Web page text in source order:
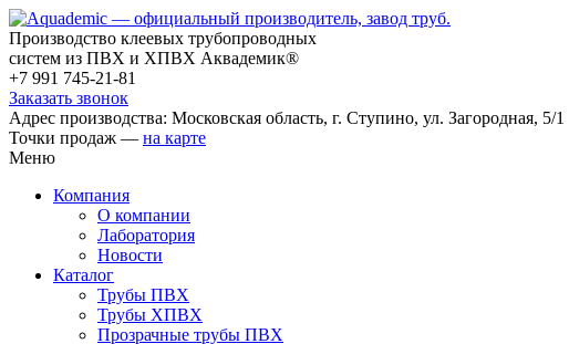
Производство клеевых трубопроводных
систем из ПВХ и ХПВХ Аквадемик®
+7 991 745-21-81
Заказать звонок
Адрес производства: Московская область, г. Ступино, ул. Загородная, 5/1
Точки продаж — на карте
Меню
Компания
О компании
Лаборатория
Новости
Каталог
Трубы ПВХ
Трубы ХПВХ
Прозрачные трубы ПВХ